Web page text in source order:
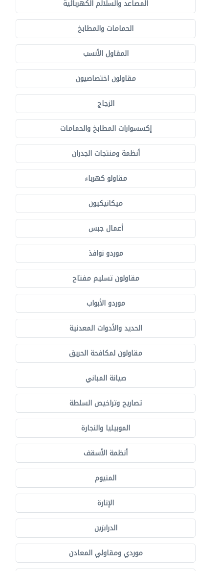
المصاعد والسلالم الكهربائية
الحمامات والمطابخ
المقاول الأنسب
مقاولون اختصاصيون
الزجاج
إكسسوارات المطابخ والحمامات
أنظمة ومنتجات الجدران
مقاولو كهرباء
ميكانيكيون
أعمال جبس
موردو نوافذ
مقاولون تسليم مفتاح
موردو الأبواب
الحديد والأدوات المعدنية
مقاولون لمكافحة الحريق
صيانة المباني
تصاريح وتراخيص السلطة
الموبيليا والنجارة
أنظمة الأسقف
المنيوم
الإنارة
الدرابزين
موردي ومقاولي المعادن